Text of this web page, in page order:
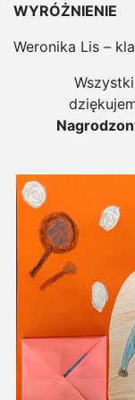
WYRÓŻNIENIE
Weronika Lis –
Wszystkim